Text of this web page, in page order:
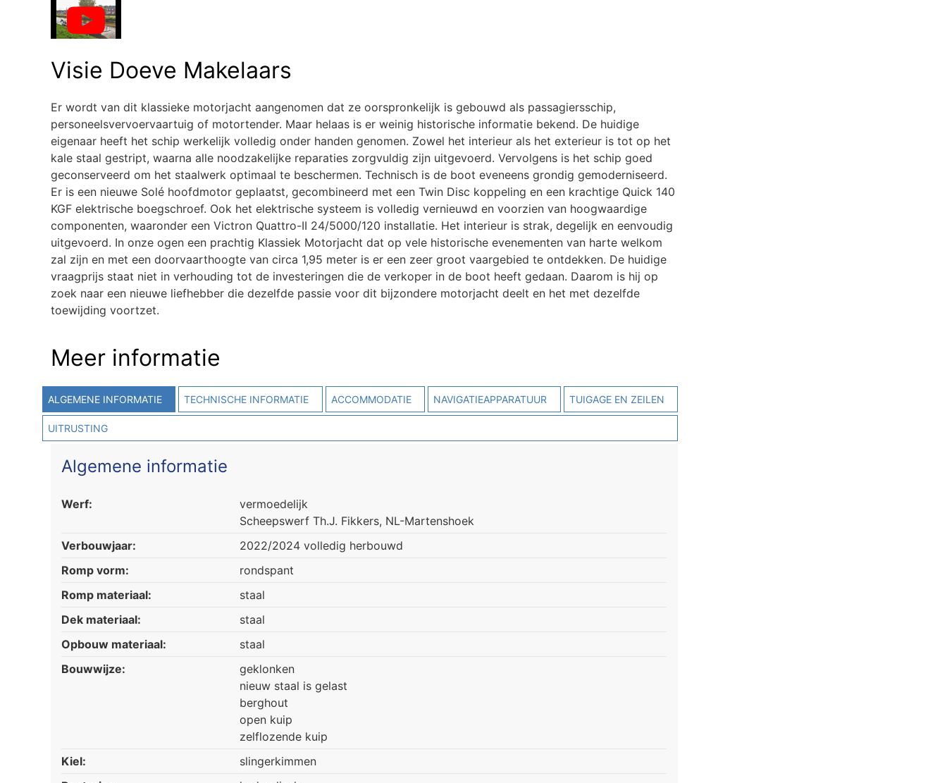
Visie Doeve Makelaars
Er wordt van dit klassieke motorjacht aangenomen dat ze oorspronkelijk is gebouwd als passagiersschip,
personeelsvervoervaartuig of motortender. Maar helaas is er weinig historische informatie bekend. De huidige
eigenaar heeft het schip werkelijk volledig onder handen genomen. Zowel het interieur als het exterieur is tot op het
kale staal gestript, waarna alle noodzakelijke reparaties zorgvuldig zijn uitgevoerd. Vervolgens is het schip goed
geconserveerd om het staalwerk optimaal te beschermen. Technisch is de boot eveneens grondig gemoderniseerd.
Er is een nieuwe Solé hoofdmotor geplaatst, gecombineerd met een Twin Disc koppeling en een krachtige Quick 140
KGF elektrische boegschroef. Ook het elektrische systeem is volledig vernieuwd en voorzien van hoogwaardige
componenten, waaronder een Victron Quattro-II 24/5000/120 installatie. Het interieur is strak, degelijk en eenvoudig
uitgevoerd. In onze ogen een prachtig Klassiek Motorjacht dat op vele historische evenementen van harte welkom
zal zijn en met een doorvaarthoogte van circa 1,95 meter is er een zeer groot vaargebied te ontdekken. De huidige
vraagprijs staat niet in verhouding tot de investeringen die de verkoper in de boot heeft gedaan. Daarom is hij op
zoek naar een nieuwe liefhebber die dezelfde passie voor dit bijzondere motorjacht deelt en het met dezelfde
toewijding voortzet.
Meer informatie
ALGEMENE INFORMATIE TECHNISCHE INFORMATIE ACCOMMODATIE NAVIGATIEAPPARATUUR TUIGAGE EN ZEILEN
UITRUSTING
Algemene informatie
Werf:
vermoedelijk
Scheepswerf Th.J. Fikkers, NL-Martenshoek
Verbouwjaar:
2022/2024 volledig herbouwd
Romp vorm:
rondspant
Romp materiaal:
staal
Dek materiaal:
staal
Opbouw materiaal:
staal
Bouwwijze:
geklonken
nieuw staal is gelast
berghout
open kuip
zelflozende kuip
Kiel:
slingerkimmen